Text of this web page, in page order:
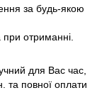
за будь-якою
отриманні.
для Вас час,
та повної оплати